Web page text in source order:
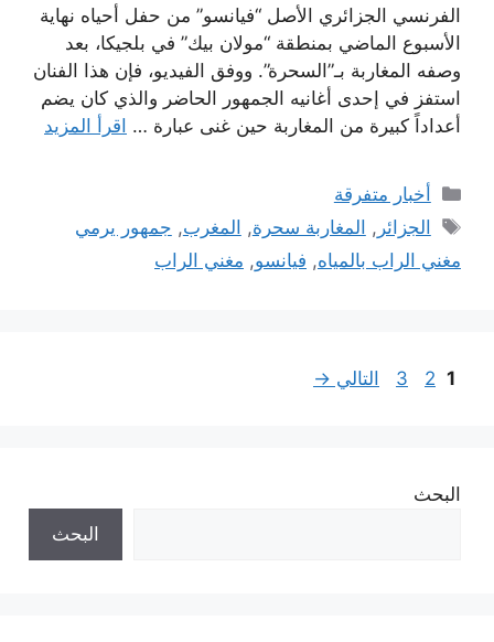
الفرنسي الجزائري الأصل “فيانسو” من حفل أحياه نهاية
الأسبوع الماضي بمنطقة “مولان بيك” في بلجيكا، بعد
وصفه المغاربة بـ”السحرة”. ووفق الفيديو، فإن هذا الفنان
استفز في إحدى أغانيه الجمهور الحاضر والذي كان يضم
أعداداً كبيرة من المغاربة حين غنى عبارة … اقرأ المزيد
التصنيفات
أخبار متفرقة
الوسوم
الجزائر , المغاربة سحرة, المغرب, جمهور يرمي
مغني الراب بالمياه, فيانسو, مغني الراب
Page
1
Page
2
Page
3 التالي →
البحث
البحث